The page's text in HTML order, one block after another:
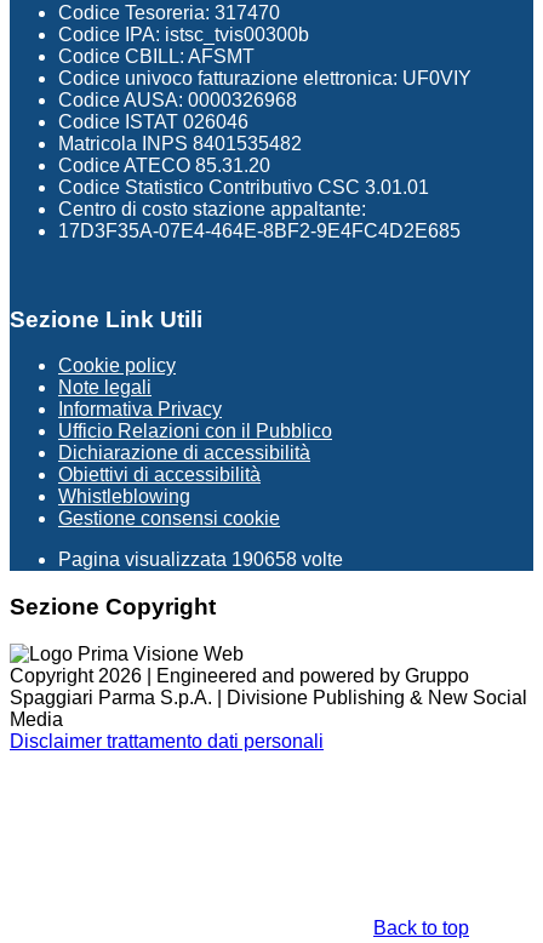
Codice Tesoreria: 317470
Codice IPA: istsc_tvis00300b
Codice CBILL: AFSMT
Codice univoco fatturazione elettronica: UF0VIY
Codice AUSA: 0000326968
Codice ISTAT 026046
Matricola INPS 8401535482
Codice ATECO 85.31.20
Codice Statistico Contributivo CSC 3.01.01
Centro di costo stazione appaltante:
17D3F35A-07E4-464E-8BF2-9E4FC4D2E685
Sezione Link Utili
Cookie policy
Note legali
Informativa Privacy
Ufficio Relazioni con il Pubblico
Dichiarazione di accessibilità
Obiettivi di accessibilità
Whistleblowing
Gestione consensi cookie
Pagina visualizzata 190658 volte
Sezione Copyright
Copyright 2026 | Engineered and powered by Gruppo
Spaggiari Parma S.p.A. | Divisione Publishing & New Social
Media
Disclaimer trattamento dati personali
Back to top